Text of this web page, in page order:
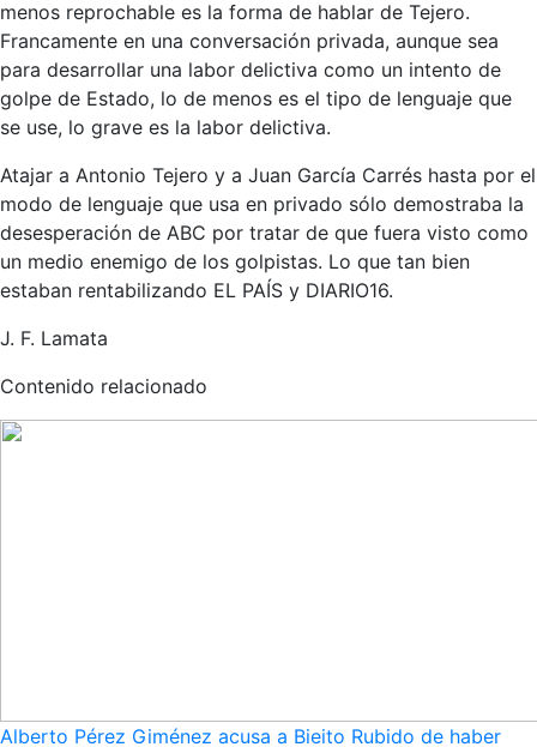
menos reprochable es la forma de hablar de Tejero.
Francamente en una conversación privada, aunque sea
para desarrollar una labor delictiva como un intento de
golpe de Estado, lo de menos es el tipo de lenguaje que
se use, lo grave es la labor delictiva.
Atajar a Antonio Tejero y a Juan García Carrés hasta por el
modo de lenguaje que usa en privado sólo demostraba la
desesperación de ABC por tratar de que fuera visto como
un medio enemigo de los golpistas. Lo que tan bien
estaban rentabilizando EL PAÍS y DIARIO16.
J. F. Lamata
Contenido relacionado
Alberto Pérez Giménez acusa a Bieito Rubido de haber